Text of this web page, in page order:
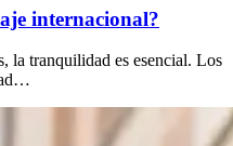
internacional?
la tranquilidad es esencial. Los